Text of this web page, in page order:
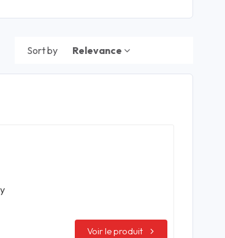
Sort by Relevance
Voir le produit